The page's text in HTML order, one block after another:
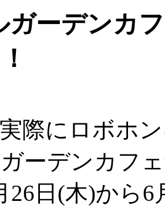
ガーデンカ
際にロボホ
ーデンカフ
26日(木)から